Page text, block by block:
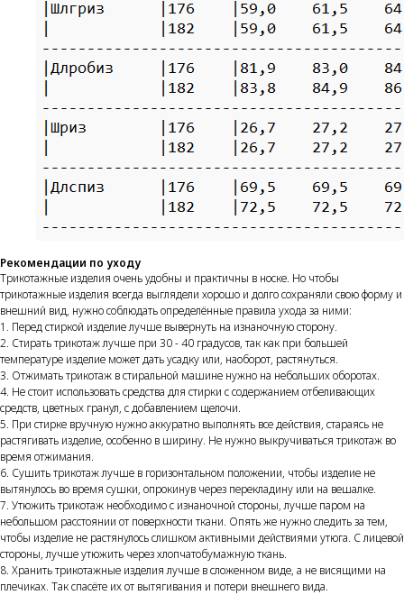
Рекомендации по уходу
Трикотажные изделия очень удобны и практичны в носке. Но чтобы
трикотажные изделия всегда выглядели хорошо и долго сохраняли свою форму и
внешний вид, нужно соблюдать определённые правила ухода за ними:
1. Перед стиркой изделие лучше вывернуть на изнаночную сторону.
2. Стирать трикотаж лучше при 30 - 40 градусов, так как при большей
температуре изделие может дать усадку или, наоборот, растянуться.
3. Отжимать трикотаж в стиральной машине нужно на небольших оборотах.
4. Не стоит использовать средства для стирки с содержанием отбеливающих
средств, цветных гранул, с добавлением щелочи.
5. При стирке вручную нужно аккуратно выполнять все действия, стараясь не
растягивать изделие, особенно в ширину. Не нужно выкручиваться трикотаж во
время отжимания.
6. Сушить трикотаж лучше в горизонтальном положении, чтобы изделие не
вытянулось во время сушки, опрокинув через перекладину или на вешалке.
7. Утюжить трикотаж необходимо с изнаночной стороны, лучше паром на
небольшом расстоянии от поверхности ткани. Опять же нужно следить за тем,
чтобы изделие не растянулось слишком активными действиями утюга. С лицевой
стороны, лучше утюжить через хлопчатобумажную ткань.
8. Хранить трикотажные изделия лучше в сложенном виде, а не висящими на
плечиках. Так спасёте их от вытягивания и потери внешнего вида.